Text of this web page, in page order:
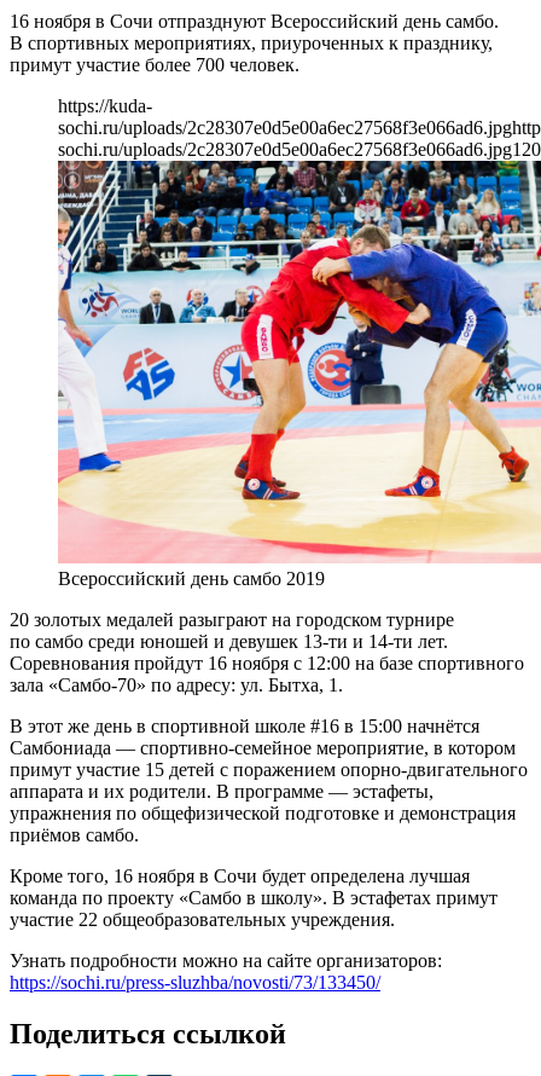
16 ноября в Сочи отпразднуют Всероссийский день самбо.
В спортивных мероприятиях, приуроченных к празднику,
примут участие более 700 человек.
https://kuda-
sochi.ru/uploads/2c28307e0d5e00a6ec27568f3e066ad6.jpg
sochi.ru/uploads/2c28307e0d5e00a6ec27568f3e066ad6.jpg
Всероссийский день самбо 2019
20 золотых медалей разыграют на городском турнире
по самбо среди юношей и девушек 13-ти и 14-ти лет.
Соревнования пройдут 16 ноября с 12:00 на базе спортивного
зала «Самбо-70» по адресу: ул. Бытха, 1.
В этот же день в спортивной школе #16 в 15:00 начнётся
Самбониада — спортивно-семейное мероприятие, в котором
примут участие 15 детей с поражением опорно-двигательного
аппарата и их родители. В программе — эстафеты,
упражнения по общефизической подготовке и демонстрация
приёмов самбо.
Кроме того, 16 ноября в Сочи будет определена лучшая
команда по проекту «Самбо в школу». В эстафетах примут
участие 22 общеобразовательных учреждения.
Узнать подробности можно на сайте организаторов:
https://sochi.ru/press-sluzhba/novosti/73/133450/
Поделиться ссылкой